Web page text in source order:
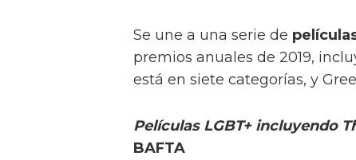
Se une a una serie de
premios anuales de 2019,
está en siete categorías, y
Películas LGBT+ incluyendo
BAFTA